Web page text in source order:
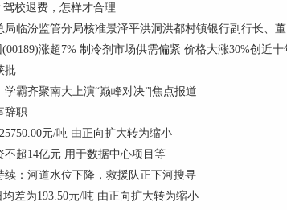
校退费，怎样才合理
临汾监管分局核准景泽平洪洞洪都村镇银行副行长、董
涨超7% 制冷剂市场供需偏紧 价格大涨30%创近十
批
霸齐聚南大上演“巅峰对决”|焦点报道
辞职
元/吨 由正向扩大转为缩小
超14亿元 用于数据中心项目等
：河道水位下降，救援队正下河搜寻
差为193.50元/吨 由正向扩大转为缩小